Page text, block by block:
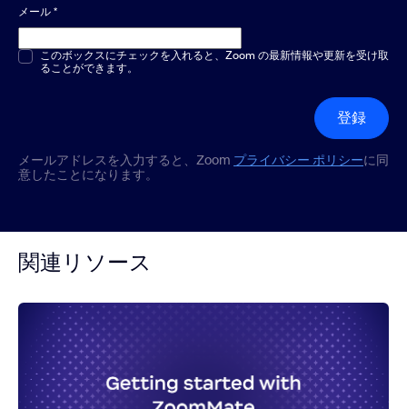
メール*
複数選択または単一選択*
このボックスにチェックを入れると、Zoom の最新情報や更新を受け取
ることができます。
登録
メールアドレスを入力すると、Zoom プライバシー ポリシーに同
意したことになります。
関連リソース